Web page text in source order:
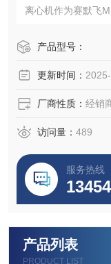
离心机作为赛默飞
格参数，并向我们
产品型号：
更新时间：
厂商性质： 经销
访问量： 489
服务热线
产品列表
PRODUCT LIST